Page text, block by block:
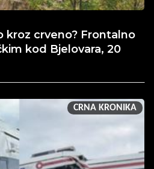
kroz crveno? Frontalno
kod Bjelovara, 20
CRNA KRONIKA